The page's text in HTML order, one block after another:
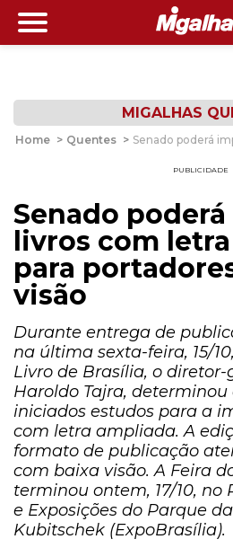
MIGALHAS
Home > Quentes > Senado poderá
PUBLICIDADE
Senado
livros com
para
visão
Durante entrega de
na última sexta-feira, 15/
Livro de Brasília, o diretor-
Haroldo Tajra, determinou
iniciados estudos para a
com letra ampliada. A
formato de publicação
com baixa visão. A Feira
terminou ontem, 17/10, no
e Exposições do Parque
Kubitschek (ExpoBrasília).